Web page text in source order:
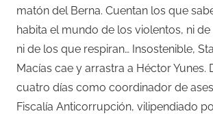
matón del Berna. Cuentan los que
habita el mundo de los violentos, ni
ni de los que respiran… Insostenible,
Macías cae y arrastra a Héctor Yunes.
cuatro días como coordinador de
Fiscalía Anticorrupción, vilipendiado